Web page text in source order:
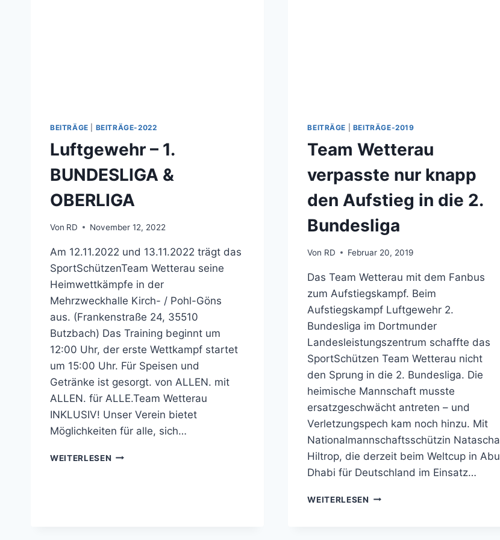
BEITRÄGE BEITRÄGE-2022
Luftgewehr – 1.
BUNDESLIGA &
OBERLIGA
Von RD November 12, 2022
Am 12.11.2022 und 13.11.2022 trägt das
SportSchützenTeam Wetterau seine
Heimwettkämpfe in der
Mehrzweckhalle Kirch- / Pohl-Göns
aus. (Frankenstraße 24, 35510
Butzbach) Das Training beginnt um
12:00 Uhr, der erste Wettkampf startet
um 15:00 Uhr. Für Speisen und
Getränke ist gesorgt. von ALLEN. mit
ALLEN. für ALLE.Team Wetterau
INKLUSIV! Unser Verein bietet
Möglichkeiten für alle, sich…
WEITERLESEN LUFTGEWEHR
BEITRÄGE BEITRÄGE-2019
Team Wetterau
verpasste nur knapp
den Aufstieg in die 2.
Bundesliga
Von RD Februar 20, 2019
Das Team Wetterau mit dem Fanbus
zum Aufstiegskampf. Beim
Aufstiegskampf Luftgewehr 2.
Bundesliga im Dortmunder
Landesleistungszentrum schaffte das
SportSchützen Team Wetterau nicht
den Sprung in die 2. Bundesliga. Die
heimische Mannschaft musste
ersatzgeschwächt antreten – und
Verletzungspech kam noch hinzu. Mit
Nationalmannschaftsschützin Natascha
Hiltrop, die derzeit beim Weltcup in Abu
Dhabi für Deutschland im Einsatz…
WEITERLESEN TEAM